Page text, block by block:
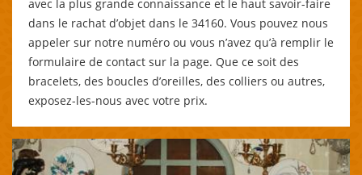
avec la plus grande connaissance et le haut savoir-faire
dans le rachat d’objet dans le 34160. Vous pouvez nous
appeler sur notre numéro ou vous n’avez qu’à remplir le
formulaire de contact sur la page. Que ce soit des
bracelets, des boucles d’oreilles, des colliers ou autres,
exposez-les-nous avec votre prix.